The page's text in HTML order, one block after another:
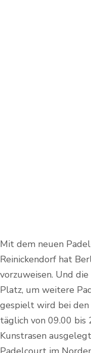
Mit dem neuen
Reinickendorf hat
vorzuweisen. Und
Platz, um weitere
gespielt wird bei den
täglich von 09.00
Kunstrasen